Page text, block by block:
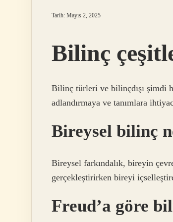
Tarih: Mayıs 2, 2025
Bilinç
Bilinç türleri ve bilinçdışı şimdi
adlandırmaya ve tanımlara
Bireysel bilinç
Bireysel farkındalık, bireyin
gerçekleştirirken bireyi
Freud’a göre